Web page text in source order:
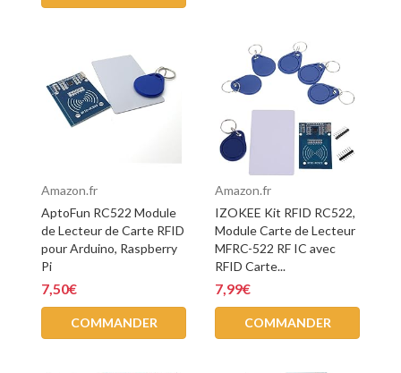
Amazon.fr
AptoFun RC522 Module
de Lecteur de Carte RFID
pour Arduino, Raspberry
Pi
7,50€
COMMANDER
Amazon.fr
IZOKEE Kit RFID RC522,
Module Carte de Lecteur
MFRC-522 RF IC avec
RFID Carte...
7,99€
COMMANDER